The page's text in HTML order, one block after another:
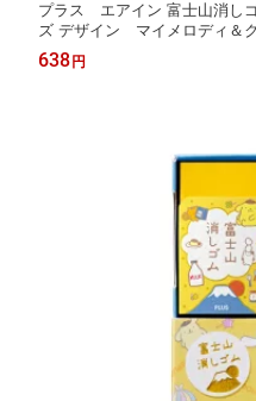
プラス エアイン 富士山消し
ズ デザイン マイメロディ＆
638 円